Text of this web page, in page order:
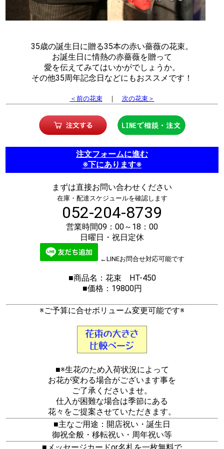
35歳の誕生日に贈る35本の赤い薔薇の花束。
お誕生日に情熱の赤薔薇を贈って
愛を伝えてみてはいかがでしょうか。
その他35周年記念日などにもおススメです！
＜前の花束｜ 次の花束＞
注文フォームに進む
※下にあります※
まずは直接お問い合わせください
在庫・配達スケジュールを確認します
052-204-8739
営業時間09：00～18：00
日曜日・祝日定休
←LINEお問合せ対応可能です
■商品名：花束 HT-450
■価格：19800円
※ご予算に合せボリューム変更可能です※
■※生花のため入荷状況によって
お花が変わる場合がございます事を
ご了承くださいませ。
仕入が困難な場合は季節にある
花々をご提案させていただきます。
■主なご用途：開店祝い・誕生日
御祝全般・移転祝い・周年祝い等